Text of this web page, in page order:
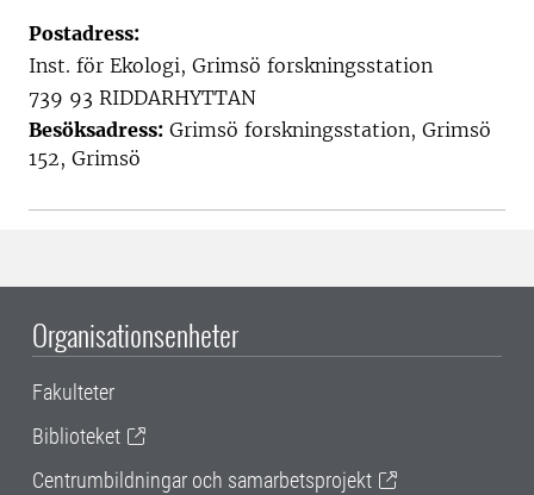
Postadress:
Inst. för Ekologi, Grimsö forskningsstation
739 93 RIDDARHYTTAN
Besöksadress: Grimsö forskningsstation, Grimsö
152, Grimsö
Organisationsenheter
Fakulteter
Biblioteket
Centrumbildningar och samarbetsprojekt